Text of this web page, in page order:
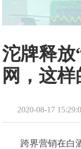
沱牌释放
网，这样
2020-08-17
跨界营销在白